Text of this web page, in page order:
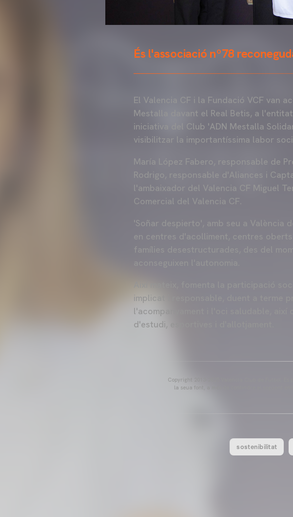
És l'associació nº78
El Valencia CF i la Fundació VCF van
Mestalla davant el Real Betis, a
iniciativa del Club 'ADN Mestalla
visibilitzar la importantíssima labor
María López Fabero, responsable de
Rodrigo, responsable d'Aliances i
l'ambaixador del Valencia CF Miguel
Comercial del Valencia CF.
'Soñar despierto', amb seu a València
en centres d'acolliment, centres
implicat i responsable, duent a terme
l'acompanyament i l'oci saludable, així
d'estudi, esportives i d'allotjament.
Copyright 2013-2025 Valencia Club de Futbol.
la seua font, a més de contindre el següent
sostenibilitat